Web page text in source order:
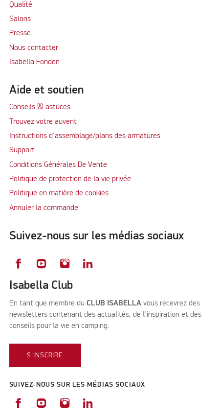
Qualité
Salons
Presse
Nous contacter
Isabella Fonden
Aide et soutien
Conseils & astuces
Trouvez votre auvent
Instructions d'assemblage/plans des armatures
Support
Conditions Générales De Vente
Politique de protection de la vie privée
Politique en matière de cookies
Annuler la commande
Suivez-nous sur les médias sociaux
Isabella Club
En tant que membre du CLUB ISABELLA vous recevrez des
newsletters contenant des actualités, de l'inspiration et des
conseils pour la vie en camping.
S'INSCRIRE
SUIVEZ-NOUS SUR LES MÉDIAS SOCIAUX